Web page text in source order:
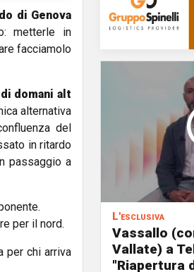
di Genova
metterle in
facciamolo
domani alt
alternativa
del
in ritardo
passaggio a
per il nord.
per chi arriva
L'esclusiva
Vassallo
Vallate) a
"Riapertura